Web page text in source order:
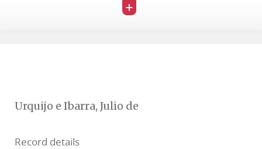
+
Urquijo e Ibarra, Julio de
Record details